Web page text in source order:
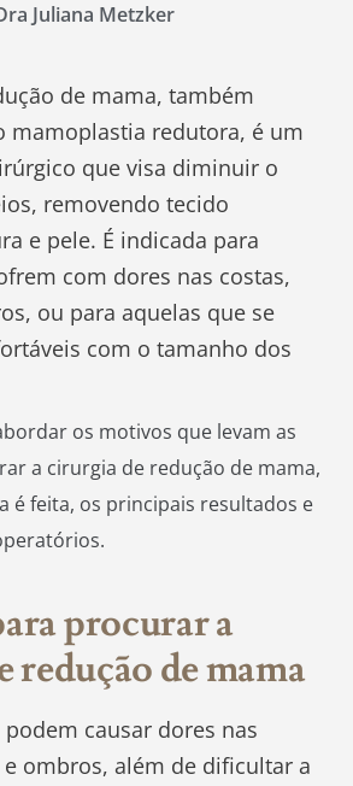
Juliana Metzker
de mama, também
mamoplastia redutora, é um
que visa diminuir o
removendo tecido
e pele. É indicada para
com dores nas costas,
ou para aquelas que se
com o tamanho dos
os motivos que levam as
a cirurgia de redução de mama,
é feita, os principais resultados e
procurar a
redução de mama
causar dores nas
e ombros, além de dificultar a